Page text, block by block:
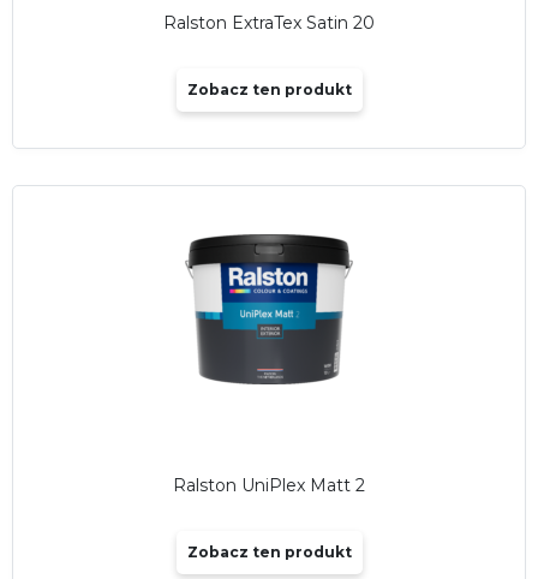
Ralston ExtraTex Satin 20
Zobacz ten produkt
Ralston UniPlex Matt 2
Zobacz ten produkt